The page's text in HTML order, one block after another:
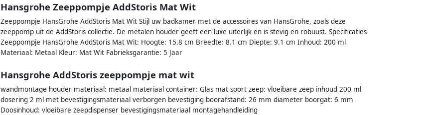
Hansgrohe Zeeppompje AddStoris Mat Wit
Zeeppompje HansGrohe AddStoris Mat Wit Stijl uw badkamer met de accessoires van HansGrohe, zoals deze
zeeppomp uit de AddStoris collectie. De metalen houder geeft een luxe uiterlijk en is stevig en robuust. Specificaties
Zeeppompje HansGrohe AddStoris Mat Wit: Hoogte: 15.8 cm Breedte: 8.1 cm Diepte: 9.1 cm Inhoud: 200 ml
Materiaal: Metaal Kleur: Mat Wit Fabrieksgarantie: 5 Jaar
Hansgrohe AddStoris zeeppompje mat wit
wandmontage houder materiaal: metaal materiaal container: Glas mat soort zeep: vloeibare zeep inhoud 200 ml
dosering 2 ml met bevestigingsmateriaal verborgen bevestiging boorafstand: 26 mm diameter boorgat: 6 mm
Doosinhoud: vloeibare zeepdispenser bevestigingsmateriaal montagehandleiding